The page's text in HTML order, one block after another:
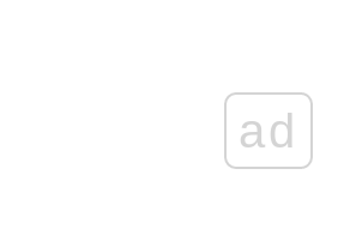
ad